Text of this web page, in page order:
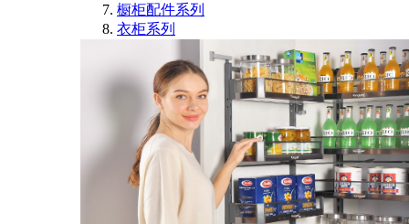
橱柜配件系列
衣柜系列